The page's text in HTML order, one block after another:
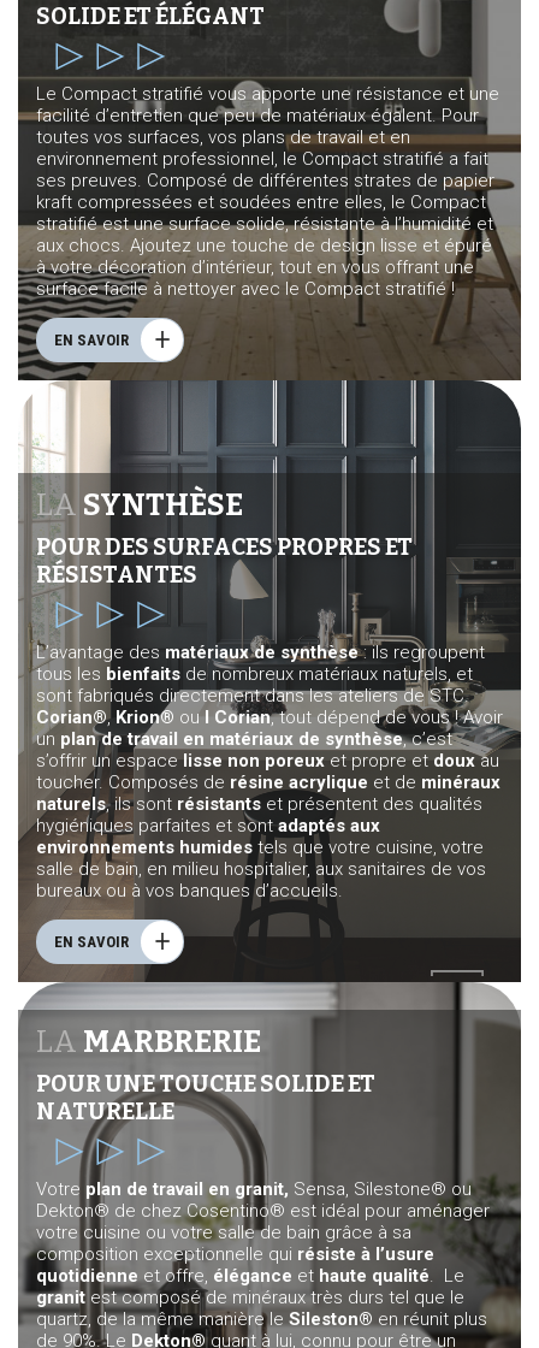
SOLIDE ET ÉLÉGANT
Le Compact stratifié vous apporte une résistance et une
facilité d’entretien que peu de matériaux égalent. Pour
toutes vos surfaces, vos plans de travail et en
environnement professionnel, le Compact stratifié a fait
ses preuves. Composé de différentes strates de papier
kraft compressées et soudées entre elles, le Compact
stratifié est une surface solide, résistante à l’humidité et
aux chocs. Ajoutez une touche de design lisse et épuré
à votre décoration d’intérieur, tout en vous offrant une
surface facile à nettoyer avec le Compact stratifié !
EN SAVOIR
LA SYNTHÈSE
POUR DES SURFACES PROPRES ET
RÉSISTANTES
L’avantage des matériaux de synthèse: ils regroupent
tous les bienfaits de nombreux matériaux naturels, et
sont fabriqués directement dans les ateliers de STC.
Corian®, Krion® ou I Corian, tout dépend de vous ! Avoir
un plan de travail en matériaux de synthèse, c’est
s’offrir un espacelisse non poreux et propre et douxau
toucher. Composés de résine acrylique et de minéraux
naturels, ils sont résistants et présentent des qualités
hygiéniques parfaites et sontadaptés aux
environnements humides tels que votre cuisine, votre
salle de bain, en milieu hospitalier, aux sanitaires de vos
bureaux ou à vos banques d’accueils.
EN SAVOIR
LA MARBRERIE
POUR UNE TOUCHE SOLIDE ET
NATURELLE
Votre plan de travail en granit, Sensa, Silestone® ou
Dekton® de chez Cosentino® est idéal pour aménager
votre cuisine ou votre salle de bain grâce à sa
composition exceptionnelle qui résiste à l’usure
quotidienne et offre, élégance et haute qualité. Le
granit est composé de minéraux très durs tel que le
quartz, de la même manière le Sileston® en réunit plus
de 90%. Le Dekton® quant à lui, connu pour être un